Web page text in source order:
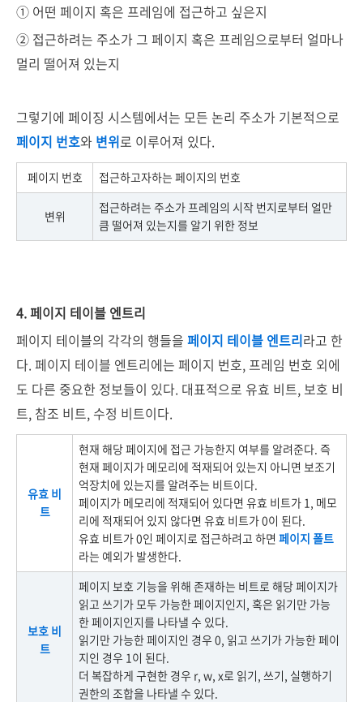
① 어떤 페이지 혹은 프레임에 접근하고 싶은지
② 접근하려는 주소가 그 페이지 혹은 프레임으로부터 얼마나
멀리 떨어져 있는지
그렇기에 페이징 시스템에서는 모든 논리 주소가 기본적으로
페이지 번호와 변위로 이루어져 있다.
페이지 번호 접근하고자하는 페이지의 번호
변위
접근하려는 주소가 프레임의 시작 번지로부터 얼만
큼 떨어져 있는지를 알기 위한 정보
4. 페이지 테이블 엔트리
페이지 테이블의 각각의 행들을 페이지 테이블 엔트리라고 한
다. 페이지 테이블 엔트리에는 페이지 번호, 프레임 번호 외에
도 다른 중요한 정보들이 있다. 대표적으로 유효 비트, 보호 비
트, 참조 비트, 수정 비트이다.
유효 비
트
현재 해당 페이지에 접근 가능한지 여부를 알려준다. 즉
현재 페이지가 메모리에 적재되어 있는지 아니면 보조기
억장치에 있는지를 알려주는 비트이다.
페이지가 메모리에 적재되어 있다면 유효 비트가 1, 메모
리에 적재되어 있지 않다면 유효 비트가 0이 된다.
유효 비트가 0인 페이지로 접근하려고 하면 페이지 폴트
라는 예외가 발생한다.
보호 비
트
페이지 보호 기능을 위해 존재하는 비트로 해당 페이지가
읽고 쓰기가 모두 가능한 페이지인지, 혹은 읽기만 가능
한 페이지인지를 나타낼 수 있다.
읽기만 가능한 페이지인 경우 0, 읽고 쓰기가 가능한 페이
지인 경우 1이 된다.
더 복잡하게 구현한 경우 r, w, x로 읽기, 쓰기, 실행하기
권한의 조합을 나타낼 수 있다.